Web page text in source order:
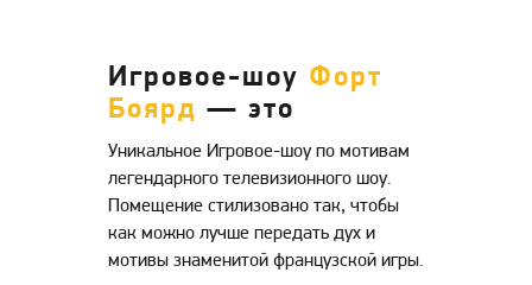
Игровое-шоу Форт
Боярд — это
Уникальное Игровое-шоу по мотивам
легендарного телевизионного шоу.
Помещение стилизовано так, чтобы
как можно лучше передать дух и
мотивы знаменитой французской игры.